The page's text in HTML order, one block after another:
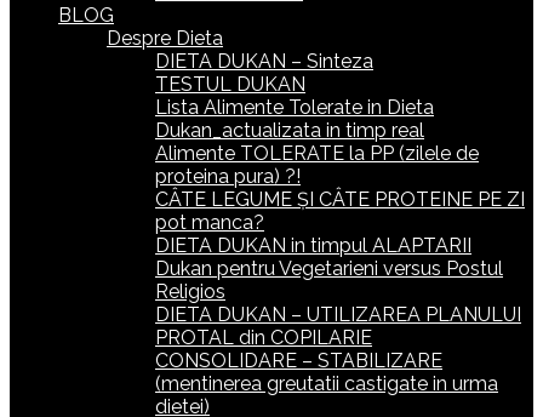
BLOG
Despre Dieta
DIETA DUKAN – Sinteza
TESTUL DUKAN
Lista Alimente Tolerate in Dieta
Dukan_actualizata in timp real
Alimente TOLERATE la PP (zilele de
proteina pura) ?!
CÂTE LEGUME ȘI CÂTE PROTEINE PE ZI
pot manca?
DIETA DUKAN in timpul ALAPTARII
Dukan pentru Vegetarieni versus Postul
Religios
DIETA DUKAN – UTILIZAREA PLANULUI
PROTAL din COPILARIE
CONSOLIDARE – STABILIZARE
(mentinerea greutatii castigate in urma
dietei)